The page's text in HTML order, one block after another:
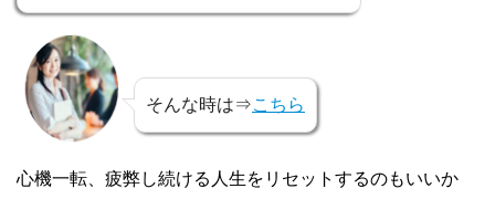
そんな時は⇒こちら
心機一転、疲弊し続ける人生をリセットするのもいいか